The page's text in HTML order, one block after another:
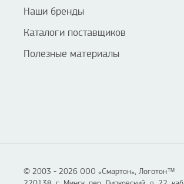
Наши бренды
Каталоги поставщиков
Полезные материалы
© 2003 - 2026 ООО «Смартон», Логотон™